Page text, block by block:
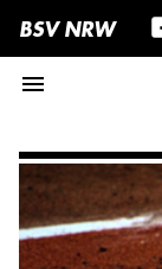
BSV NRW
menu